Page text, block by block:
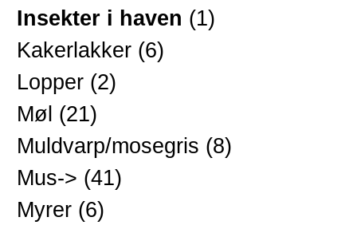
Insekter i haven (1)
Kakerlakker (6)
Lopper (2)
Møl (21)
Muldvarp/mosegris (8)
Mus-> (41)
Myrer (6)